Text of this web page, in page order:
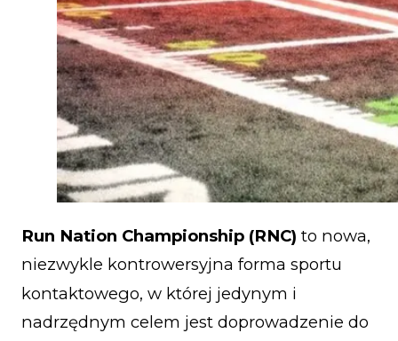
Run Nation Championship (RNC) to nowa,
niezwykle kontrowersyjna forma sportu
kontaktowego, w której jedynym i
nadrzędnym celem jest doprowadzenie do